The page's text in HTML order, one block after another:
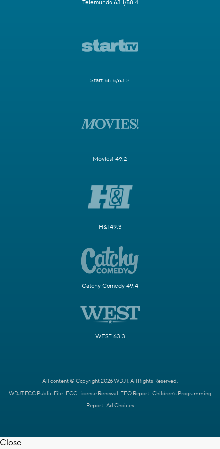
Telemundo 63.1/58.4
Start 58.5/63.2
Movies! 49.2
H&I 49.3
Catchy Comedy 49.4
WEST 63.3
All content © Copyright 2026 WDJT. All Rights Reserved.
WDJT FCC Public File FCC License Renewal EEO Report Children's Programming
Report Ad Choices
Close